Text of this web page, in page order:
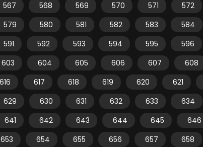
567
568 569 570 571 572
579
580 581 582 583 584
591
592 593 594 595 596
603
604 605 606 607 608
616
617 618 619 620 621
629
630 631 632 633 634
641
642 643 644 645 646
653
654 655 656 657 658